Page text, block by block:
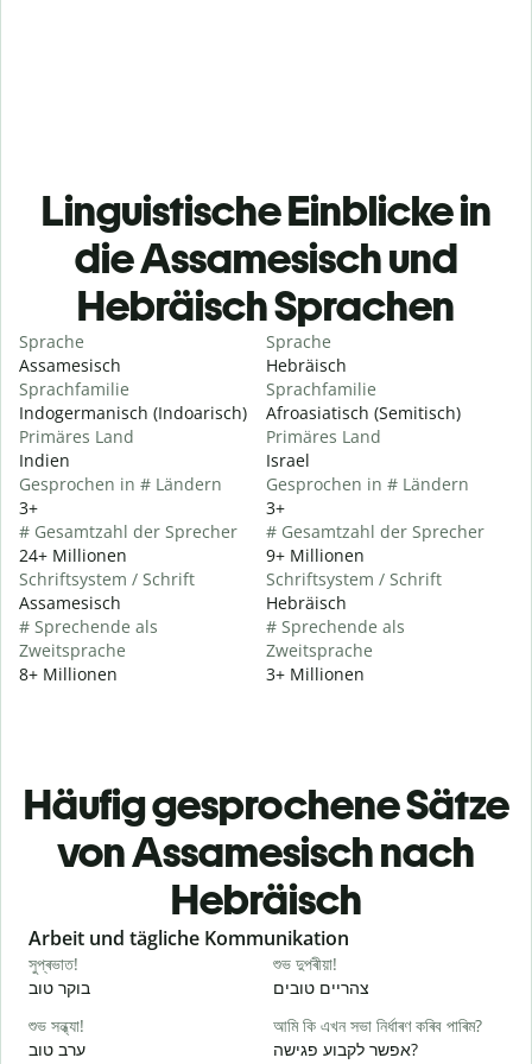
Linguistische Einblicke in
die Assamesisch und
Hebräisch Sprachen
Sprache
Assamesisch
Sprachfamilie
Indogermanisch (Indoarisch)
Primäres Land
Indien
Gesprochen in # Ländern
3+
# Gesamtzahl der Sprecher
24+ Millionen
Schriftsystem / Schrift
Assamesisch
# Sprechende als
Zweitsprache
8+ Millionen
Sprache
Hebräisch
Sprachfamilie
Afroasiatisch (Semitisch)
Primäres Land
Israel
Gesprochen in # Ländern
3+
# Gesamtzahl der Sprecher
9+ Millionen
Schriftsystem / Schrift
Hebräisch
# Sprechende als
Zweitsprache
3+ Millionen
Häufig gesprochene Sätze
von Assamesisch nach
Hebräisch
Slide 1 of 6
Arbeit und tägliche Kommunikation
সুপ্ৰভাত!
בוקר טוב
শুভ দুপৰীয়া!
צהריים טובים
শুভ সন্ধ্যা!
ערב טוב
আমি কি এখন সভা নিৰ্ধাৰণ কৰিব পাৰিম?
אפשר לקבוע פגישה?